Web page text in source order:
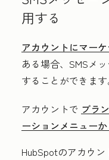
用する
アカウントにマー
ある場合、SMSメ
することができます
アカウントで ブラ
ーションメニュー
HubSpotのアカウン